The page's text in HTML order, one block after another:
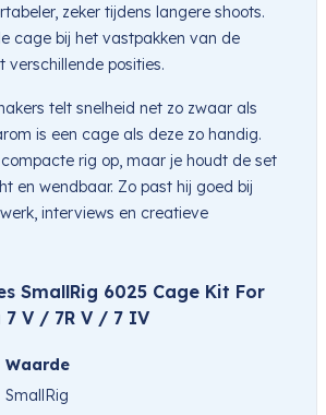
zeker tijdens langere shoots.
cage bij het vastpakken van de
verschillende posities.
telt snelheid net zo zwaar als
is een cage als deze zo handig.
rig op, maar je houdt de set
en wendbaar. Zo past hij goed bij
interviews en creatieve
SmallRig 6025 Cage Kit For
7 V / 7R V / 7 IV
Waarde
SmallRig